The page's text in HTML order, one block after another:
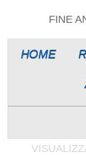
FINE
HOME